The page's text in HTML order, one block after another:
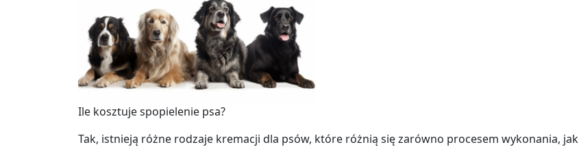
Ile kosztuje spopielenie psa?
Tak, istnieją różne rodzaje kremacji dla psów, które różnią się zarówno procesem wykonania, jak